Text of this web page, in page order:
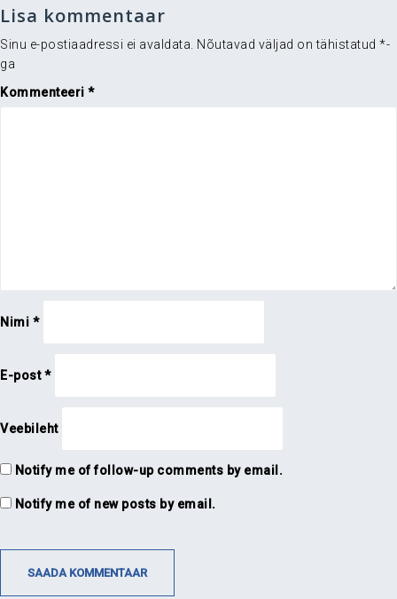
Lisa kommentaar
Sinu e-postiaadressi ei avaldata. Nõutavad väljad on tähistatud *-
ga
Kommenteeri *
Nimi *
E-post*
Veebileht
Notify me of follow-up comments by email.
Notify me of new posts by email.